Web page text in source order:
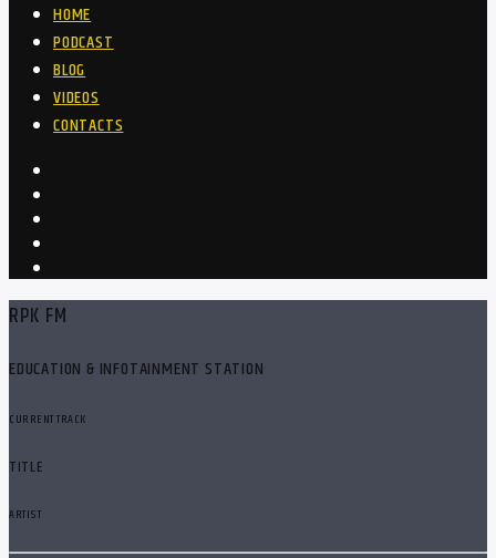
HOME
PODCAST
BLOG
VIDEOS
CONTACTS
RPK FM
EDUCATION & INFOTAINMENT STATION
CURRENT TRACK
TITLE
ARTIST